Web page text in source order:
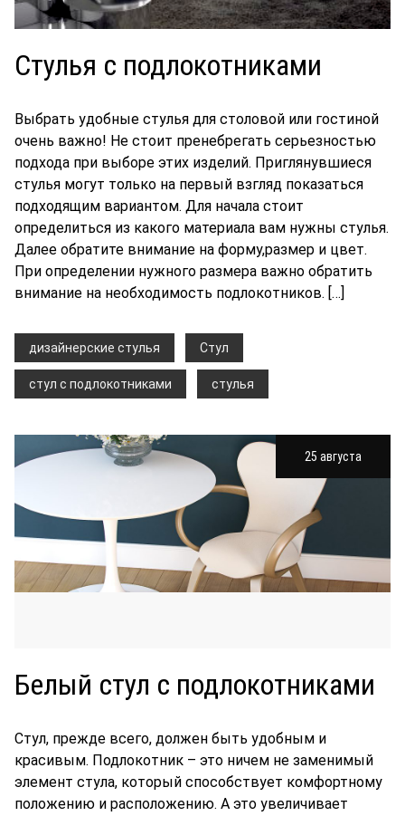
Стулья с подлокотниками
Выбрать удобные стулья для столовой или гостиной
очень важно! Не стоит пренебрегать серьезностью
подхода при выборе этих изделий. Приглянувшиеся
стулья могут только на первый взгляд показаться
подходящим вариантом. Для начала стоит
определиться из какого материала вам нужны стулья.
Далее обратите внимание на форму,размер и цвет.
При определении нужного размера важно обратить
внимание на необходимость подлокотников. […]
дизайнерские стулья Стул
стул с подлокотниками стулья
25 августа
Белый стул с подлокотниками
Стул, прежде всего, должен быть удобным и
красивым. Подлокотник – это ничем не заменимый
элемент стула, который способствует комфортному
положению и расположению. А это увеличивает